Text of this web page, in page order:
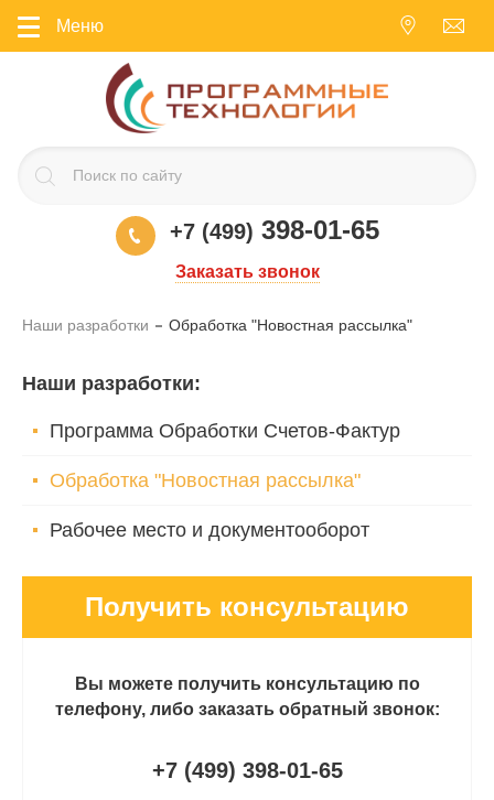
Меню
+7 (499) 398-01-65
Заказать звонок
Наши разработки Обработка "Новостная рассылка"
Наши разработки:
Программа Обработки Счетов-Фактур
Обработка "Новостная рассылка"
Рабочее место и документооборот
Получить консультацию
Вы можете получить консультацию по
телефону, либо заказать обратный звонок:
+7 (499) 398-01-65